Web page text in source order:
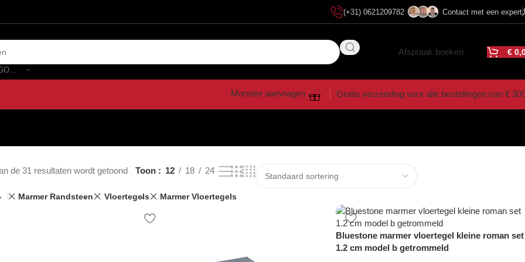
(+31) 0621209782 Contact met een expert
Afspraak boeken €
Monster aanvragen Gratis verzending voor alle bestellingen van €
de 31 resultaten wordt getoond Toon 12 18 24
Marmer Randsteen Vloertegels Marmer Vloertegels
Bluestone marmer vloertegel kleine roman set
1.2 cm model b getrommeld